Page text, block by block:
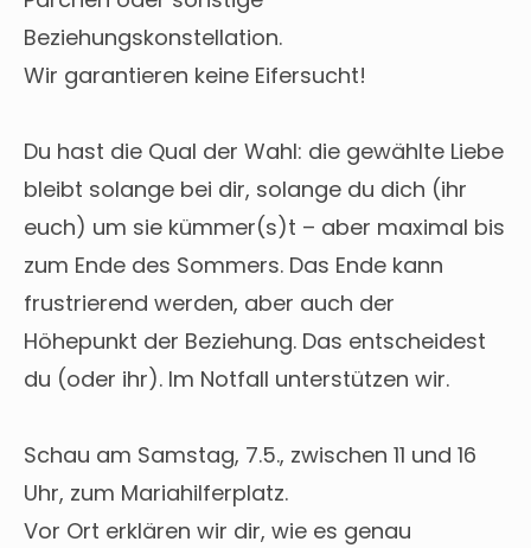
Beziehungskonstellation.
Wir garantieren keine Eifersucht!
Du hast die Qual der Wahl: die gewählte Liebe
bleibt solange bei dir, solange du dich (ihr
euch) um sie kümmer(s)t – aber maximal bis
zum Ende des Sommers. Das Ende kann
frustrierend werden, aber auch der
Höhepunkt der Beziehung. Das entscheidest
du (oder ihr). Im Notfall unterstützen wir.
Schau am Samstag, 7.5., zwischen 11 und 16
Uhr, zum Mariahilferplatz.
Vor Ort erklären wir dir, wie es genau